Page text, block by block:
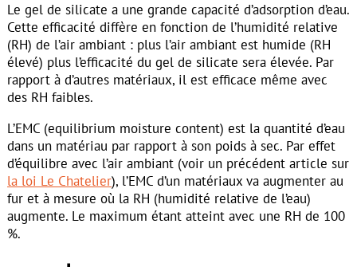
Le gel de silicate a une grande capacité d’adsorption d’eau.
Cette efficacité diffère en fonction de l’humidité relative
(RH) de l’air ambiant : plus l’air ambiant est humide (RH
élevé) plus l’efficacité du gel de silicate sera élevée. Par
rapport à d’autres matériaux, il est efficace même avec
des RH faibles.
L’EMC (equilibrium moisture content) est la quantité d’eau
dans un matériau par rapport à son poids à sec. Par effet
d’équilibre avec l’air ambiant (voir un précédent article sur
la loi Le Chatelier), l’EMC d’un matériaux va augmenter au
fur et à mesure où la RH (humidité relative de l’eau)
augmente. Le maximum étant atteint avec une RH de 100
%.